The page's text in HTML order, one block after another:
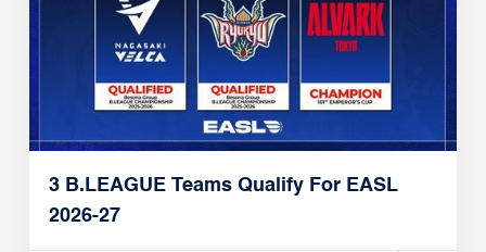
3 B.LEAGUE Teams Qualify For EASL
2026-27